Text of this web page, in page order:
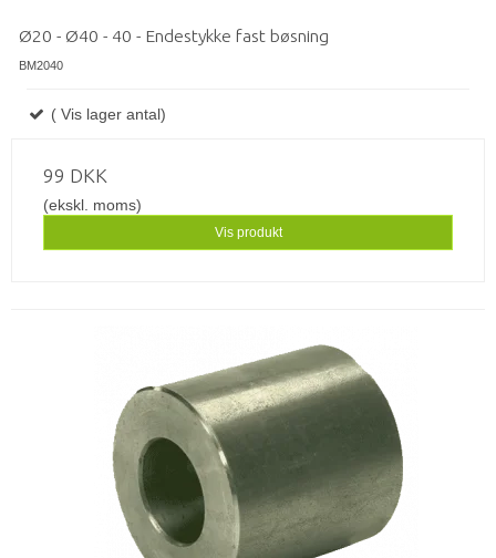
Ø20 - Ø40 - 40 - Endestykke fast bøsning
BM2040
( Vis lager antal)
99 DKK
(ekskl. moms)
Vis produkt